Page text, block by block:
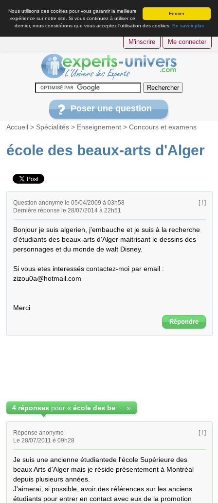
Fermer
Nous utilisons des cookies pour vous garantir la meilleure
expérience sur notre site. Si vous continuez à utiliser ce
dernier, nous considérons que vous acceptez l’utilisation des cookies. En savoir plus
M'inscrire Me connecter
Poser une question
Accueil > Spécialités > Enseignement >Concours et examens
école des beaux-arts d'Alger
Question anonyme le 05/04/2009 à 03h58
Dernière réponse le 28/07/2014 à 22h51
[ ! ]
Bonjour je suis algerien, j'embauche et je suis à la recherche
d'étudiants des beaux-arts d'Alger maitrisant le dessins des
personnages et du monde de walt Disney.
Si vous etes interessés contactez-moi par email :
zizou0a@hotmail.com
Merci
Répondre
4 réponses pour « »
Réponse anonyme
Le 28/07/2011 é 09h28
[ ! ]
Je suis une ancienne étudiantede l'école Supérieure des
beaux Arts d'Alger mais je réside présentement à Montréal
depuis plusieurs années.
J'aimerai, si possible, avoir des références sur les anciens
étudiants pour entrer en contact avec eux de la promotion